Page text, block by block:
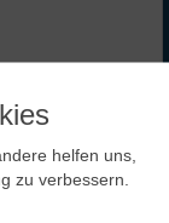
helfen uns,
zu verbessern.